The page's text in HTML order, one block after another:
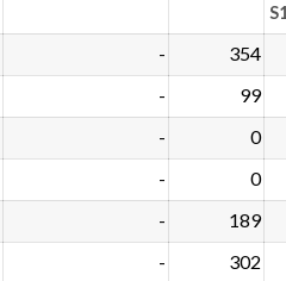
- 354
- 99
- 0
- 0
- 189
- 302